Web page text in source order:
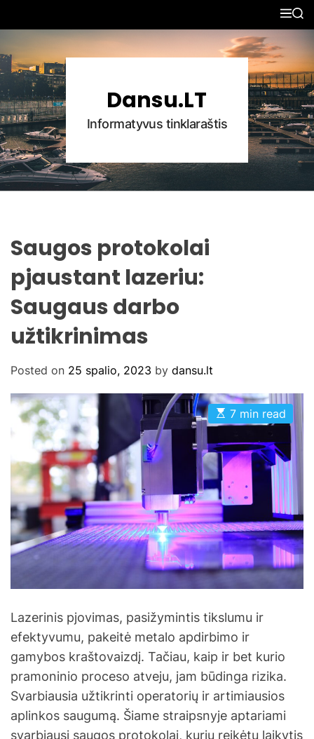
p
t
o
c
o
n
t
e
M
U
S
C
H
Dansu.LT
Informatyvus tinklaraštis
Saugos protokolai
pjaustant lazeriu:
Saugaus darbo
užtikrinimas
Posted on 25 spalio, 2023 by dansu.lt
E
s
i
m
a
t
e
d
r
e
a
d
t
i
e
7 min read
Lazerinis pjovimas, pasižymintis tikslumu ir
efektyvumu, pakeitė metalo apdirbimo ir
gamybos kraštovaizdį. Tačiau, kaip ir bet kurio
pramoninio proceso atveju, jam būdinga rizika.
Svarbiausia užtikrinti operatorių ir artimiausios
aplinkos saugumą. Šiame straipsnyje aptariami
svarbiausi saugos protokolai, kurių reikėtų laikytis